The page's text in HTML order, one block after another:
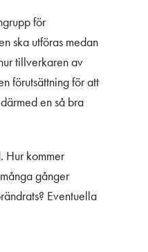
för
ska utföras medan
tillverkaren av
förutsättning för att
en så bra
Hur kommer
gånger
Eventuella